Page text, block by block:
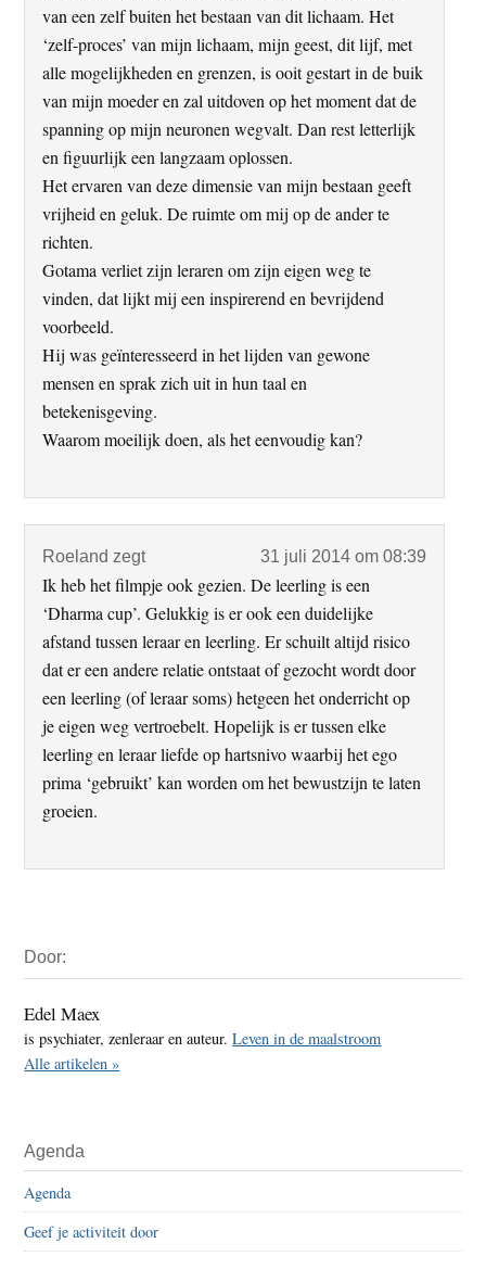
van een zelf buiten het bestaan van dit lichaam. Het
‘zelf-proces’ van mijn lichaam, mijn geest, dit lijf, met
alle mogelijkheden en grenzen, is ooit gestart in de buik
van mijn moeder en zal uitdoven op het moment dat de
spanning op mijn neuronen wegvalt. Dan rest letterlijk
en figuurlijk een langzaam oplossen.
Het ervaren van deze dimensie van mijn bestaan geeft
vrijheid en geluk. De ruimte om mij op de ander te
richten.
Gotama verliet zijn leraren om zijn eigen weg te
vinden, dat lijkt mij een inspirerend en bevrijdend
voorbeeld.
Hij was geïnteresseerd in het lijden van gewone
mensen en sprak zich uit in hun taal en
betekenisgeving.
Waarom moeilijk doen, als het eenvoudig kan?
Roeland zegt 31 juli 2014 om 08:39
Ik heb het filmpje ook gezien. De leerling is een
‘Dharma cup’. Gelukkig is er ook een duidelijke
afstand tussen leraar en leerling. Er schuilt altijd risico
dat er een andere relatie ontstaat of gezocht wordt door
een leerling (of leraar soms) hetgeen het onderricht op
je eigen weg vertroebelt. Hopelijk is er tussen elke
leerling en leraar liefde op hartsnivo waarbij het ego
prima ‘gebruikt’ kan worden om het bewustzijn te laten
groeien.
Sidebar
Door:
Edel Maex
is psychiater, zenleraar en auteur.Leven in de maalstroom
Alle artikelen »
Agenda
Agenda
Geef je activiteit door